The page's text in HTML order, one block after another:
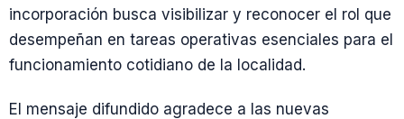
incorporación busca visibilizar y reconocer el rol que
desempeñan en tareas operativas esenciales para el
funcionamiento cotidiano de la localidad.
El mensaje difundido agradece a las nuevas